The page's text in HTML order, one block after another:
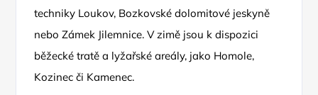
techniky Loukov, Bozkovské dolomitové jeskyně
nebo Zámek Jilemnice. V zimě jsou k dispozici
běžecké tratě a lyžařské areály, jako Homole,
Kozinec či Kamenec.